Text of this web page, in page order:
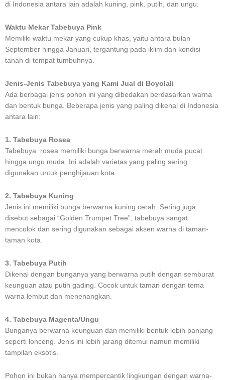
di Indonesia antara lain adalah kuning, pink, putih, dan ungu.
Waktu Mekar Tabebuya Pink
Memiliki waktu mekar yang cukup khas, yaitu antara bulan
September hingga Januari, tergantung pada iklim dan kondisi
tanah di tempat tumbuhnya.
Jenis-Jenis Tabebuya yang Kami Jual di Boyolali
Ada berbagai jenis pohon ini yang dibedakan berdasarkan warna
dan bentuk bunga. Beberapa jenis yang paling dikenal di Indonesia
antara lain:
1. Tabebuya Rosea
Tabebuya rosea memiliki bunga berwarna merah muda pucat
hingga ungu muda. Ini adalah varietas yang paling sering
digunakan untuk penghijauan kota.
2. Tabebuya Kuning
Jenis ini memiliki bunga berwarna kuning cerah. Sering juga
disebut sebagai “Golden Trumpet Tree”, tabebuya sangat
mencolok dan sering digunakan sebagai aksen warna di taman-
taman kota.
3. Tabebuya Putih
Dikenal dengan bunganya yang berwarna putih dengan semburat
keunguan atau putih gading. Cocok untuk taman dengan tema
warna lembut dan menenangkan.
4. Tabebuya Magenta/Ungu
Bunganya berwarna keunguan dan memiliki bentuk lebih panjang
seperti lonceng. Jenis ini lebih jarang ditemui namun memiliki
tampilan eksotis.
Pohon ini bukan hanya mempercantik lingkungan dengan warna-